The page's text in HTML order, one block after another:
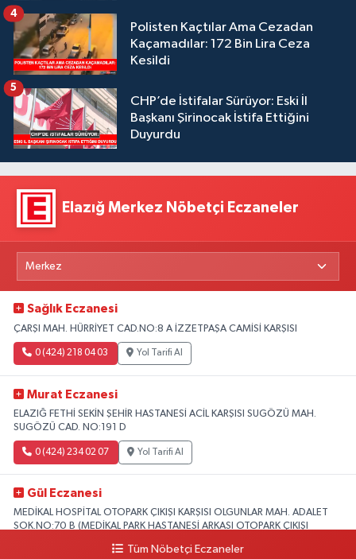
Polisten Kaçtılar Ama Cezadan
Kaçamadılar: 172 Bin Lira Ceza
Kesildi
4
CHP’de İstifalar Sürüyor: Eski İl
Başkanı Şirinocak İstifa Ettiğini
Duyurdu
5
Elazığ Merkez Nöbetçi Eczaneler
Sağlık Eczanesi
ÇARŞI MAH. HÜRRİYET CAD.NO:8 A İZZETPAŞA CAMİSİ KARŞISI
0 (424) 218 04 03 Yol Tarifi Al
Murat Eczanesi
ELAZIĞ FETHİ SEKİN ŞEHİR HASTANESİ ACİL KARŞISI SUGÖZÜ MAH.
SUGÖZÜ CAD. NO:191 D
0 (424) 234 02 07 Yol Tarifi Al
Gül Eczanesi
MEDİKAL HOSPİTAL OTOPARK ÇIKIŞI KARŞISI OLGUNLAR MAH. ADALET
SOK.NO:70 B (MEDİKAL PARK HASTANESİ ARKASI OTOPARK ÇIKIŞI
Tüm Nöbetçi Eczaneler